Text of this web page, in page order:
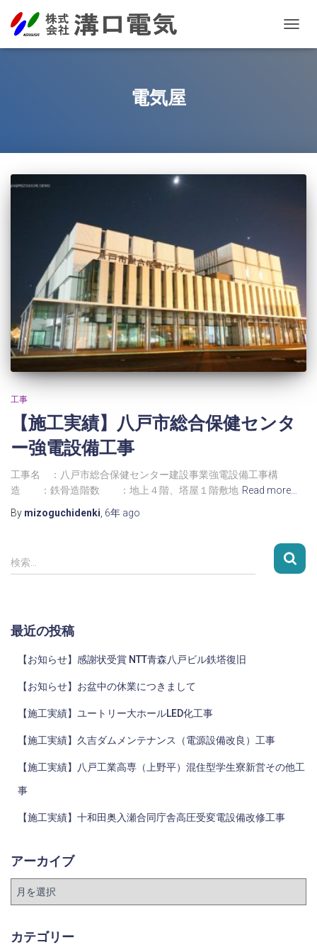
電気屋
工事
【施工実績】八戸市総合保健センタ
ー強電設備工事
工事名 ：八戸市総合保健センター建設事業強電設備工事構
造 ：鉄骨造階数 ：地上４階、塔屋１階敷地 Read more…
By mizoguchidenki 6年 ago
検索…
最近の投稿
【お知らせ】感謝状受賞 NTT青森八戸ビル鉄塔復旧
【お知らせ】お盆中の休業につきまして
【施工実績】ユートリー大ホールLED化工事
【施工実績】久吉ダムメンテナンス（電源設備改良）工事
【施工実績】八戸工業高専（上野平）混住型学生寮新営その他工
事
【施工実績】十和田奥入瀬合同庁舎高圧受変電設備改修工事
アーカイブ
カテゴリー